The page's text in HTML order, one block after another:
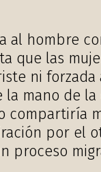
al hombre
que las
ni
mano de
por el
proceso